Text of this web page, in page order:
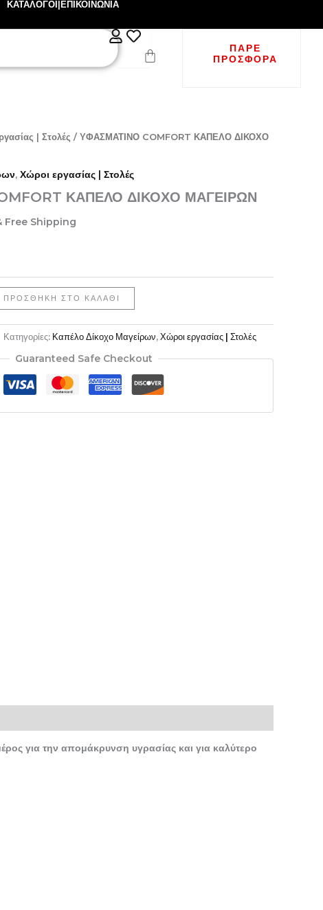
ΚΑΤΑΛΟΓΟΙ|ΕΠΙΚΟΙΝΩΝΙΑ
ΠΆΡΕ
ΠΡΟΣΦΟΡΆ
| Στολές / ΥΦΑΣΜΑΤΙΝΟ COMFORT ΚΑΠΕΛΟ ΔΙΚΟΧΟ
, Χώροι εργασίας | Στολές
ΚΑΠΕΛΟ ΔΙΚΟΧΟ ΜΑΓΕΙΡΩΝ
Free Shipping
ΠΡΟΣΘΉΚΗ ΣΤΟ ΚΑΛΆΘΙ
Κατηγορίες: Καπέλο Δίκοχο Μαγείρων, Χώροι εργασίας | Στολές
Guaranteed Safe Checkout
για την απομάκρυνση υγρασίας και για καλύτερο